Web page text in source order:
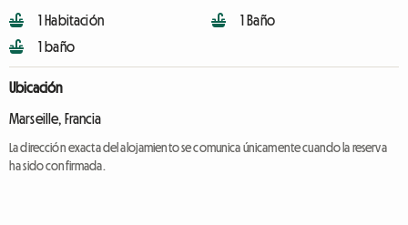
1 Habitación
1 baño
1 Baño
Ubicación
Marseille, Francia
La dirección exacta del alojamiento se comunica únicamente cuando la reserva
ha sido confirmada.